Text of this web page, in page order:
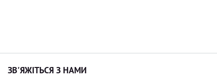
ЗВ'ЯЖІТЬСЯ З НАМИ